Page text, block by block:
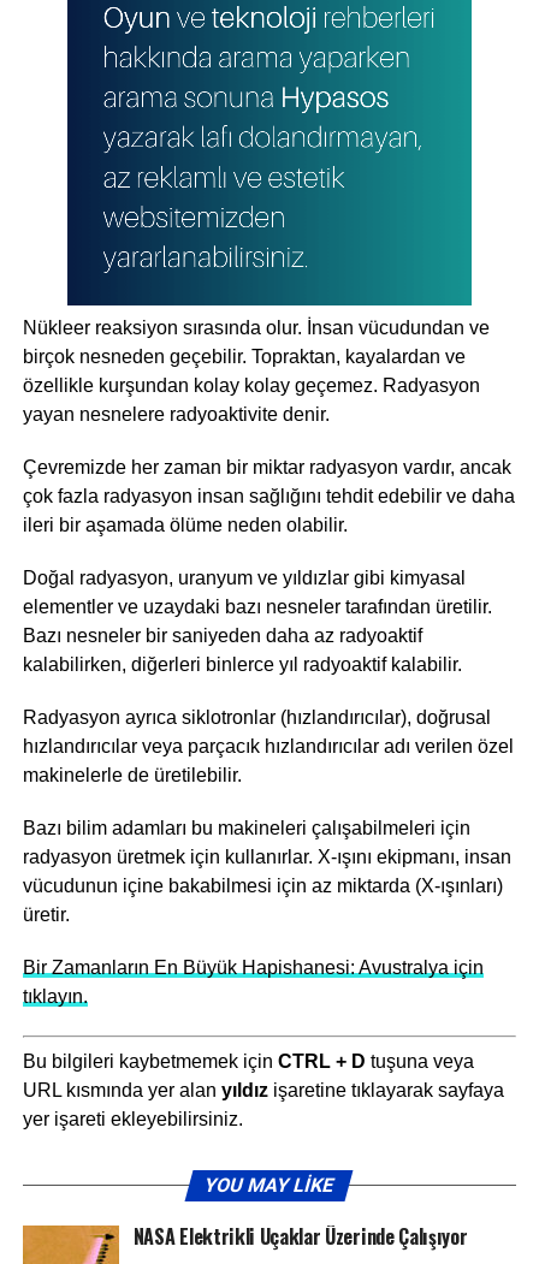
Nükleer reaksiyon sırasında olur. İnsan vücudundan ve
birçok nesneden geçebilir. Topraktan, kayalardan ve
özellikle kurşundan kolay kolay geçemez. Radyasyon
yayan nesnelere radyoaktivite denir.
Çevremizde her zaman bir miktar radyasyon vardır, ancak
çok fazla radyasyon insan sağlığını tehdit edebilir ve daha
ileri bir aşamada ölüme neden olabilir.
Doğal radyasyon, uranyum ve yıldızlar gibi kimyasal
elementler ve uzaydaki bazı nesneler tarafından üretilir.
Bazı nesneler bir saniyeden daha az radyoaktif
kalabilirken, diğerleri binlerce yıl radyoaktif kalabilir.
Radyasyon ayrıca siklotronlar (hızlandırıcılar), doğrusal
hızlandırıcılar veya parçacık hızlandırıcılar adı verilen özel
makinelerle de üretilebilir.
Bazı bilim adamları bu makineleri çalışabilmeleri için
radyasyon üretmek için kullanırlar. X-ışını ekipmanı, insan
vücudunun içine bakabilmesi için az miktarda (X-ışınları)
üretir.
Bir Zamanların En Büyük Hapishanesi: Avustralya için
tıklayın.
Bu bilgileri kaybetmemek için CTRL + D tuşuna veya
URL kısmında yer alan yıldızişaretine tıklayarak sayfaya
yer işareti ekleyebilirsiniz.
YOU MAY LIKE
NASA Elektrikli Uçaklar Üzerinde Çalışıyor